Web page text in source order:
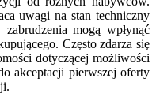
uwagi na stan techniczny
mogą wpłynąć
Często zdarza się
dotyczącej możliwości
akceptacji pierwszej oferty